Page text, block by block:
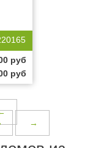
руб
руб
→